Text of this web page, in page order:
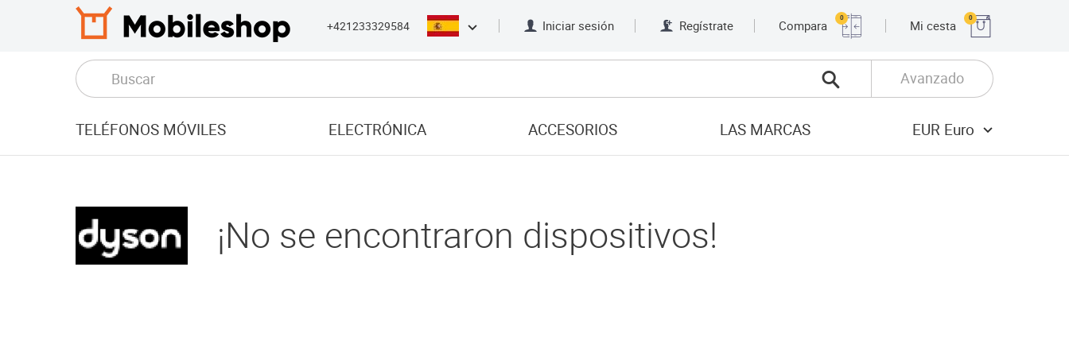
+421233329584 Iniciar sesión Regístrate Compara
0
Mi cesta
0
Avanzado
TELÉFONOS MÓVILES ELECTRÓNICA ACCESORIOS LAS MARCAS EUR Euro
¡No se encontraron dispositivos!